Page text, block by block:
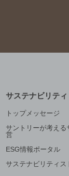
サステナビリティ
トップメッセージ
サントリーが考える
営
ESG情報ポータル
サステナビリティス